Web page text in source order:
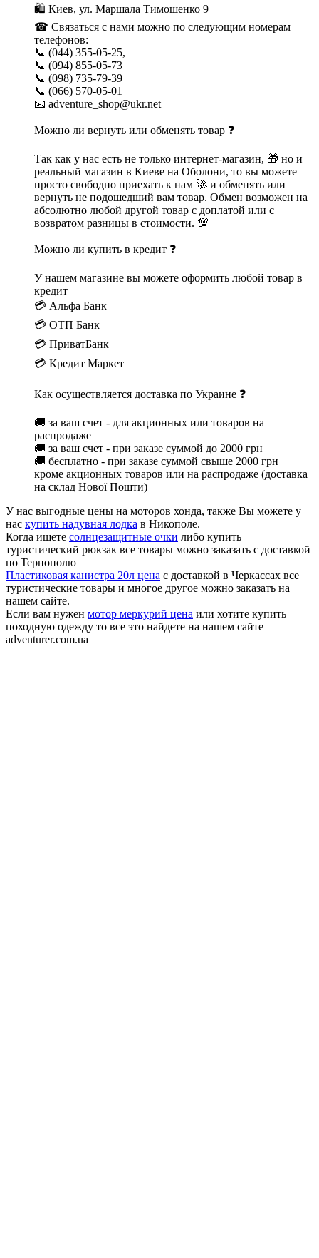
🛍 Киев, ул. Маршала Тимошенко 9
☎ Связаться с нами можно по следующим номерам
телефонов:
📞 (044) 355-05-25,
📞 (094) 855-05-73
📞 (098) 735-79-39
📞 (066) 570-05-01
📧 adventure_shop@ukr.net
Можно ли вернуть или обменять товар ❓
Так как у нас есть не только интернет-магазин, 🎁 но и
реальный магазин в Киеве на Оболони, то вы можете
просто свободно приехать к нам 🚀 и обменять или
вернуть не подошедший вам товар. Обмен возможен на
абсолютно любой другой товар с доплатой или с
возвратом разницы в стоимости. 💯
Можно ли купить в кредит ❓
У нашем магазине вы можете оформить любой товар в
кредит
💳 Альфа Банк
💳 ОТП Банк
💳 ПриватБанк
💳 Кредит Маркет
Как осуществляется доставка по Украине ❓
🚚 за ваш счет - для акционных или товаров на
распродаже
🚚 за ваш счет - при заказе суммой до 2000 грн
🚚 бесплатно - при заказе суммой свыше 2000 грн
кроме акционных товаров или на распродаже (доставка
на склад Нової Пошти)
У нас выгодные цены на моторов хонда, также Вы можете у
нас купить надувная лодка в Никополе.
Когда ищете солнцезащитные очки либо купить
туристический рюкзак все товары можно заказать с доставкой
по Тернополю
Пластиковая канистра 20л цена с доставкой в Черкассах все
туристические товары и многое другое можно заказать на
нашем сайте.
Если вам нужен мотор меркурий цена или хотите купить
походную одежду то все это найдете на нашем сайте
adventurer.com.ua